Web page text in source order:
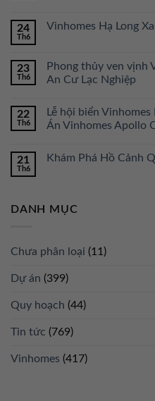
24
Th6
Vinhomes Hạ Long
23
Th6
Phong thủy ven vịnh
An Cư Lạc Nghiệp
22
Th6
Lễ hội biển
Án Vinhomes Apollo
21
Th6
Khám Phá Hồ Cảnh
DANH MỤC
Chưa phân loại (11)
Dự án (399)
Quy hoạch (44)
Tin tức (769)
Vinhomes (417)